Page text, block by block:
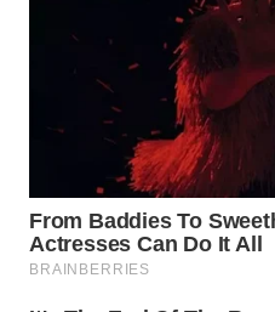
WN
WN
MANDALIKA
WN